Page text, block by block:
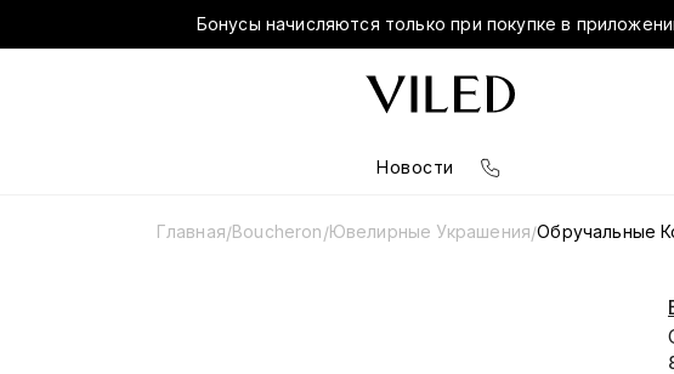
Бонусы начисляются только при покупке в
Новости
Главная/Boucheron/Ювелирные Украшения/Обручальные